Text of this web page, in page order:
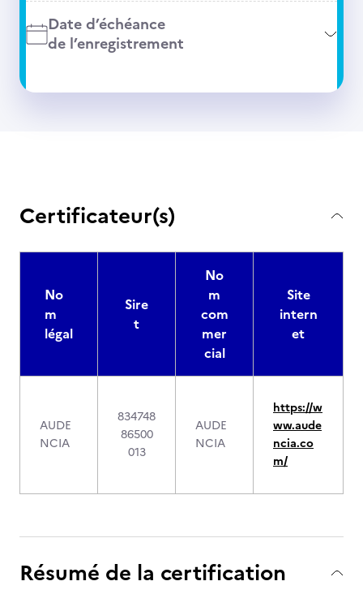
Date d’échéance
de l’enregistrement
Certificateur(s)
No
m
légal
Sire
t
No
m
com
mer
cial
Site
intern
et
AUDE
NCIA
834748
86500
013
AUDE
NCIA
https://w
ww.aude
ncia.co
m/
Résumé de la certification